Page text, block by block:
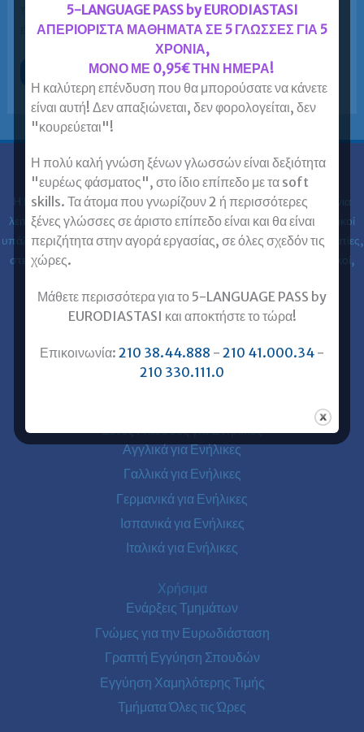
του χρόνου. Επιλέξτε τον τρόπο εκπαίδευσης που
εξυπηρετεί τις ανάγκες […]
Τμημάτων
–
Κέντρα
Ξένων
Γλωσσών
Περισσότερα »
Ευρωδιάσταση
Η Ευρωδιάσταση Κέντρα Ξένων Γλωσσών Ενηλίκων στα30 χρόνια
λειτουργίας της έχει εκπαιδεύσει 61.000 ενήλικες (φοιτητές, ιδιωτικοί
υπάλληλοι, δημόσιοι υπάλληλοι, στρατιωτικοί, ελεύθεροι επαγγελματίες,
στελέχη επιχειρήσεων, επαγγελματίες, ιατροί, νοσηλευτές, μηχανικοί,
Επικοινωνία με Ευρωδιάσταση
Ευρωδιάσταση Αθήνα
Ξένες Γλώσσες για Ενήλικες
Αγγλικά για Ενήλικες
Γαλλικά για Ενήλικες
Γερμανικά για Ενήλικες
Ισπανικά για Ενήλικες
Ιταλικά για Ενήλικες
Χρήσιμα
Ενάρξεις Τμημάτων
Γνώμες για την Ευρωδιάσταση
Γραπτή Εγγύηση Σπουδών
Εγγύηση Χαμηλότερης Τιμής
Τμήματα Όλες τις Ώρες
5-LANGUAGE PASS by EURODIASTASI
ΑΠΕΡΙΟΡΙΣΤΑ ΜΑΘΗΜΑΤΑ ΣΕ 5 ΓΛΩΣΣΕΣ ΓΙΑ 5
ΧΡΟΝΙΑ,
ΜΟΝΟ ΜΕ 0,95€ ΤΗΝ ΗΜΕΡΑ!
Η καλύτερη επένδυση που θα μπορούσατε να κάνετε
είναι αυτή! Δεν απαξιώνεται, δεν φορολογείται, δεν
"κουρεύεται"!
Η πολύ καλή γνώση ξένων γλωσσών είναι δεξιότητα
"ευρέως φάσματος", στο ίδιο επίπεδο με τα soft
skills. Τα άτομα που γνωρίζουν 2 ή περισσότερες
ξένες γλώσσες σε άριστο επίπεδο είναι και θα είναι
περιζήτητα στην αγορά εργασίας, σε όλες σχεδόν τις
χώρες.
Μάθετε περισσότερα για το 5-LANGUAGE PASS by
EURODIASTASI και αποκτήστε το τώρα!
Επικοινωνία: 210 38.44.888 - 210 41.000.34 -
210 330.111.0